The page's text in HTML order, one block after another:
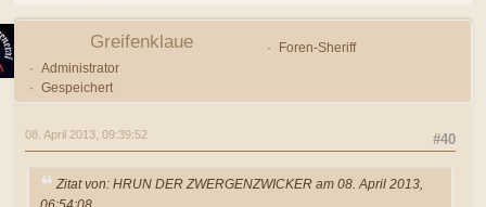
Greifenklaue
Foren-Sheriff
Administrator
Gespeichert
#40
08. April 2013, 09:39:52
Zitat von: HRUN DER ZWERGENZWICKER am 08. April 2013,